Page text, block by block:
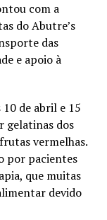
com a
do Abutre’s
das
e apoio à
de abril e 15
gelatinas dos
vermelhas.
por pacientes
que muitas
devido